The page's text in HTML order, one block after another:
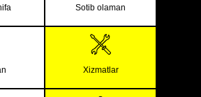
Sotib olaman
Xizmatlar